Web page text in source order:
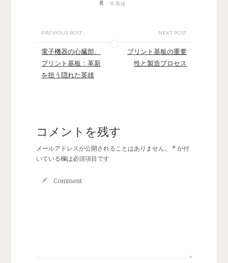
半導体
PREVIOUS POST
電子機器の心臓部、
プリント基板：革新
を担う隠れた英雄
NEXT POST
プリント基板の重要
性と製造プロセス
コメントを残す
メールアドレスが公開されることはありません。 *が付
いている欄は必須項目です